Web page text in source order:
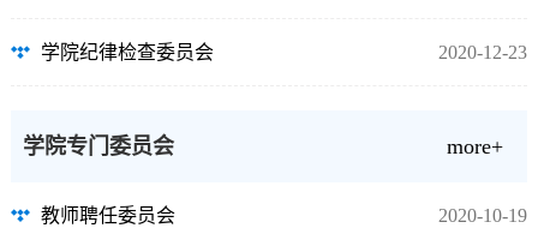
学院纪律检查委员会 2020-12-23
学院专门委员会 more+
教师聘任委员会 2020-10-19